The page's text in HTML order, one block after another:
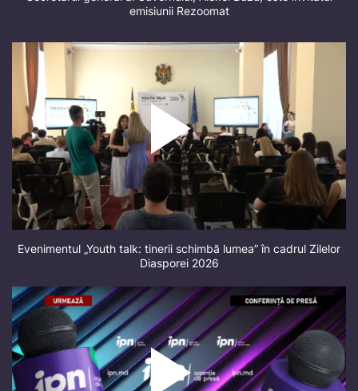
emisiunii Rezoomat
Evenimentul „Youth talk: tinerii schimbă lumea” în cadrul Zilelor
Diasporei 2026